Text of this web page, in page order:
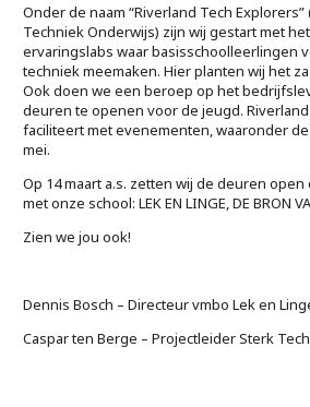
Onder de naam “Riverland Tech
Techniek Onderwijs) zijn wij gestart met
ervaringslabs waar basisschoolleerlingen
techniek meemaken. Hier planten wij het
Ook doen we een beroep op het
deuren te openen voor de jeugd.
faciliteert met evenementen, waaronder
mei.
Op 14 maart a.s. zetten wij de deuren
met onze school: LEK EN LINGE, DE BRON
Zien we jou ook!
Dennis Bosch – Directeur vmbo Lek en
Caspar ten Berge – Projectleider Sterk